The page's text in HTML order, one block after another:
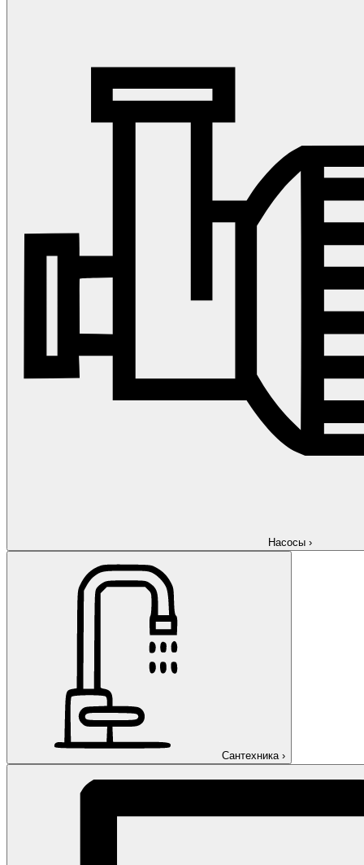
Насосы ›
Сантехника ›